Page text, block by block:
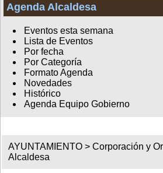
Agenda Alcaldesa
Eventos esta semana
Lista de Eventos
Por fecha
Por Categoría
Formato Agenda
Novedades
Histórico
Agenda Equipo Gobierno
AYUNTAMIENTO >Corporación y
Alcaldesa